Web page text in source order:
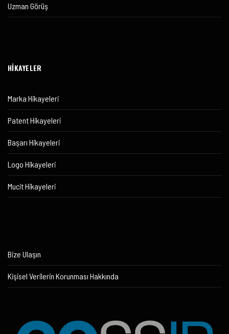
Uzman Görüş
HİKAYELER
Marka Hikayeleri
Patent Hikayeleri
Başarı Hikayeleri
Logo Hikayeleri
Mucit Hikayeleri
Bize Ulaşın
Kişisel Verilerin Korunması Hakkında